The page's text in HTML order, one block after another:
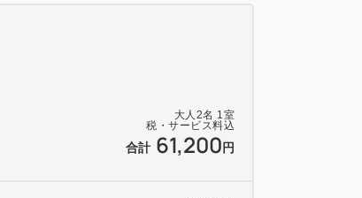
大人 2名 1室
税・サービス料込
合計 61,200 円